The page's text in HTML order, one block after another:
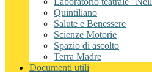
Quintiliano
Salute e Benessere
Scienze Motorie
Spazio di ascolto
Terra Madre
Documenti utili